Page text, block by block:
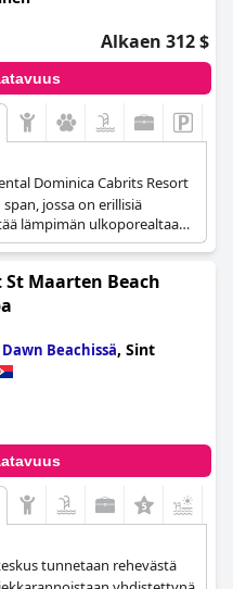
Alkaen 312 $
Dominica Cabrits Resort
jossa on erillisiä
lämpimän ulkoporealtaan
varten.
uima-altaita ja rannan
St Maarten Beach
Dawn Beachissä, Sint
tunnetaan rehevästä